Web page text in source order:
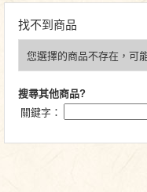
找不到商品
您選擇的商品不存在，可
搜尋其他商品?
關鍵字：